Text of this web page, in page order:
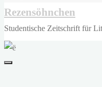
Rezensöhnchen
Studentische Zeitschrift für